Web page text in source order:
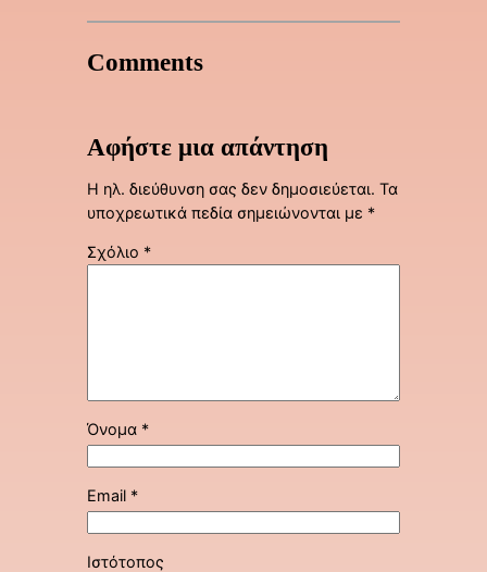
Comments
Αφήστε μια απάντηση
Η ηλ. διεύθυνση σας δεν δημοσιεύεται. Τα
υποχρεωτικά πεδία σημειώνονται με *
Σχόλιο *
Όνομα *
Email *
Ιστότοπος